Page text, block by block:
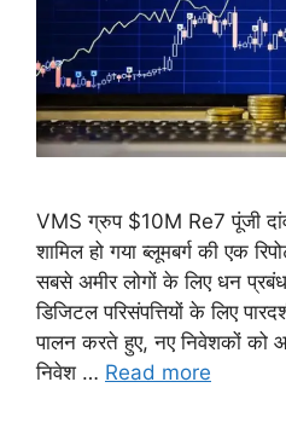
VMS ग्रुप $10M Re7 पूंजी
शामिल हो गया ब्लूमबर्ग की एक
सबसे अमीर लोगों के लिए धन
डिजिटल परिसंपत्तियों के लिए
पालन करते हुए, नए निवेशकों को
निवेश … Read more